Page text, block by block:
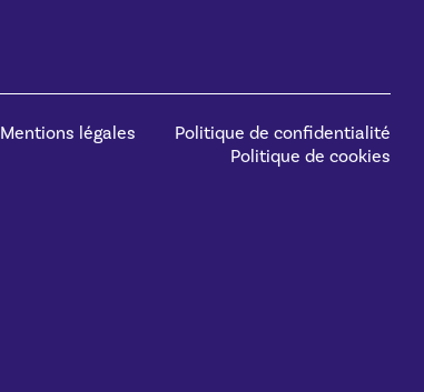
Mentions légales
Politique de confidentialité
Politique de cookies